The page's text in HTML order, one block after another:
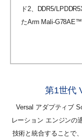
ド2、DDR5/
たArm Mali-G78AE™
第1世代
Versal アダプティブ
レーション エンジンの
技術と統合することで